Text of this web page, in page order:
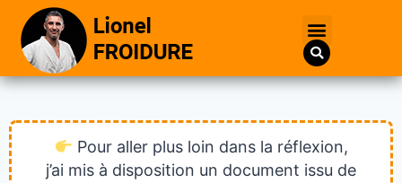
Pour aller plus loin dans la réflexion,
j’ai mis à disposition un document issu de